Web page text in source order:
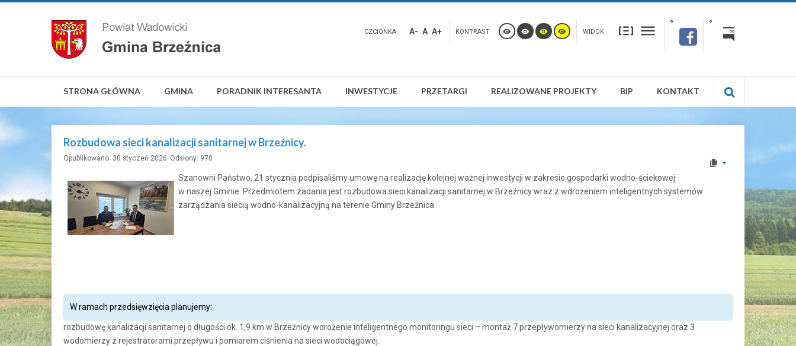
CZCIONKA A- A A+ KONTRAST WIDOK
STRONA GŁÓWNA GMINA PORADNIK INTERESANTA INWESTYCJE PRZETARGI REALIZOWANE PROJEKTY BIP KONTAKT
Rozbudowa sieci kanalizacji sanitarnej w Brzeźnicy.
Opublikowano: 30 styczeń 2026 Odsłony: 970
Szanowni Państwo, 21 stycznia podpisaliśmy umowę na realizację kolejnej ważnej inwestycji w zakresie gospodarki wodno-ściekowej
w naszej Gminie. Przedmiotem zadania jest rozbudowa sieci kanalizacji sanitarnej w Brzeźnicy wraz z wdrożeniem inteligentnych systemów
zarządzania siecią wodno-kanalizacyjną na terenie Gminy Brzeźnica.
W ramach przedsięwzięcia planujemy:
rozbudowę kanalizacji sanitarnej o długości ok. 1,9 km w Brzeźnicy wdrożenie inteligentnego monitoringu sieci – montaż 7 przepływomierzy na sieci kanalizacyjnej oraz 3
wodomierzy z rejestratorami przepływu i pomiarem ciśnienia na sieci wodociągowej.